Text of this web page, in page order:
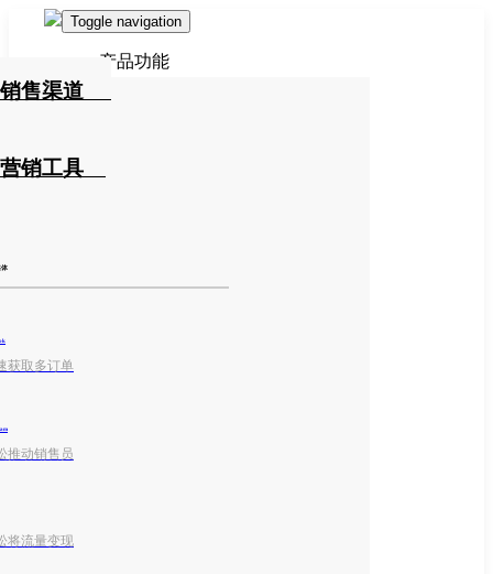
Toggle navigation
产品功能
售渠道
销工具
体
获取多订单
推动销售员
将流量变现